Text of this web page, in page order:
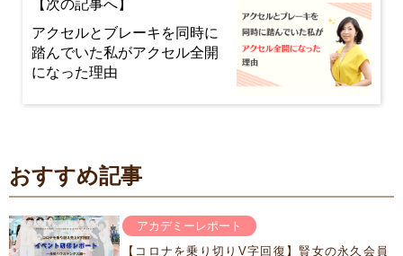
アクセルとブレーキを同時に
踏んでいた私がアクセル全開
になった理由
おすすめ記事
アカデミーレポート
【コロナを乗り切りV字回復】賢女の永久会員